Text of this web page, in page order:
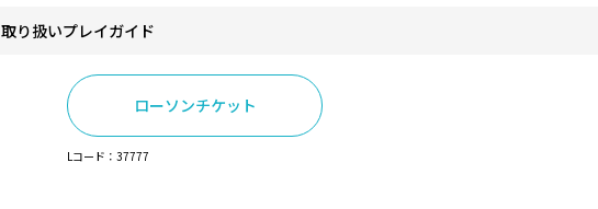
取り扱いプレイガイド
ローソンチケット
Lコード：37777